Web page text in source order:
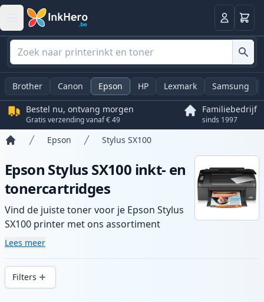
Log in
Brother Canon Epson HP Lexmark Samsung
Bestel nu, ontvang morgen
Gratis verzending vanaf € 49
Familiebedrijf
sinds 1997
Epson Stylus SX100
Epson Stylus SX100 inkt- en
tonercartridges
Vind de juiste toner voor je Epson Stylus
SX100 printer met ons assortiment
compatibele en high-yield cartridges.
snelle levering vanuit lokale voorraad in .
Lees meer
Filters